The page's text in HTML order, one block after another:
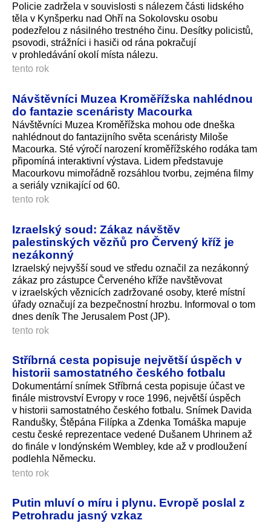
Policie zadržela v souvislosti s nálezem části lidského
těla v Kynšperku nad Ohří na Sokolovsku osobu
podezřelou z násilného trestného činu. Desítky policistů,
psovodi, strážníci i hasiči od rána pokračují
v prohledávání okolí místa nálezu.
tento rok
Návštěvníci Muzea Kroměřížska nahlédnou
do fantazie scenáristy Macourka
Návštěvníci Muzea Kroměřížska mohou ode dneška
nahlédnout do fantazijního světa scenáristy Miloše
Macourka. Sté výročí narození kroměřížského rodáka tam
připomíná interaktivní výstava. Lidem představuje
Macourkovu mimořádně rozsáhlou tvorbu, zejména filmy
a seriály vznikající od 60.
tento rok
Izraelský soud: Zákaz návštěv
palestinských vězňů pro Červený kříž je
nezákonný
Izraelský nejvyšší soud ve středu označil za nezákonný
zákaz pro zástupce Červeného kříže navštěvovat
v izraelských věznicích zadržované osoby, které místní
úřady označují za bezpečnostní hrozbu. Informoval o tom
dnes deník The Jerusalem Post (JP).
tento rok
Stříbrná cesta popisuje největší úspěch v
historii samostatného českého fotbalu
Dokumentární snímek Stříbrná cesta popisuje účast ve
finále mistrovství Evropy v roce 1996, největší úspěch
v historii samostatného českého fotbalu. Snímek Davida
Randušky, Štěpána Filípka a Zdenka Tomáška mapuje
cestu české reprezentace vedené Dušanem Uhrinem až
do finále v londýnském Wembley, kde až v prodloužení
podlehla Německu.
tento rok
Putin mluví o míru i plynu. Evropě poslal z
Petrohradu jasný vzkaz